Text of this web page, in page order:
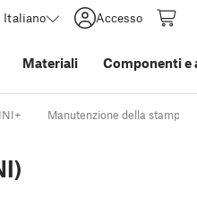
Italiano Accesso
Materiali Componenti e
Manutenzione della